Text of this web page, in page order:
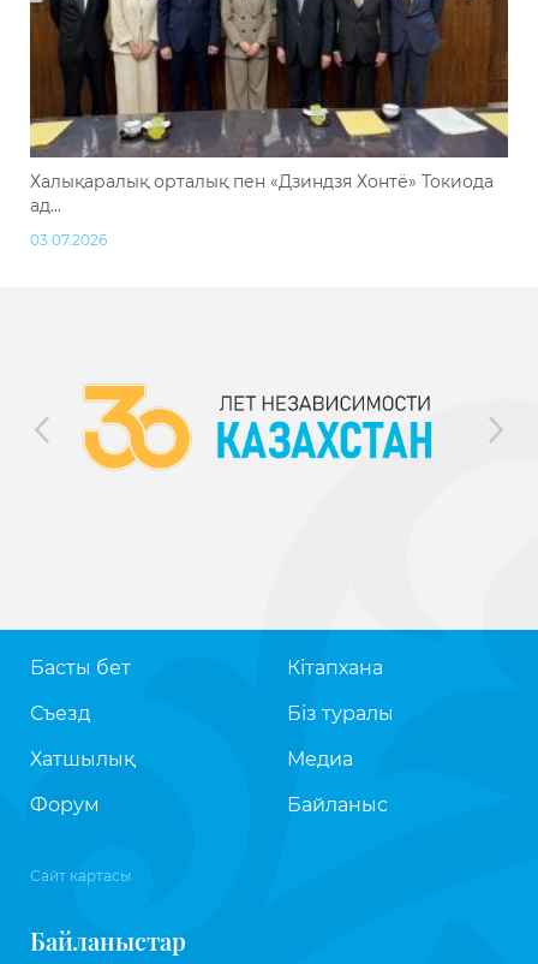
Халықаралық орталық пен «Дзиндзя Хонтё» Токиода
ад...
03.07.2026
Басты бет
Съезд
Хатшылық
Форум
Кітапхана
Біз туралы
Медиа
Байланыс
Сайт картасы
Байланыстар